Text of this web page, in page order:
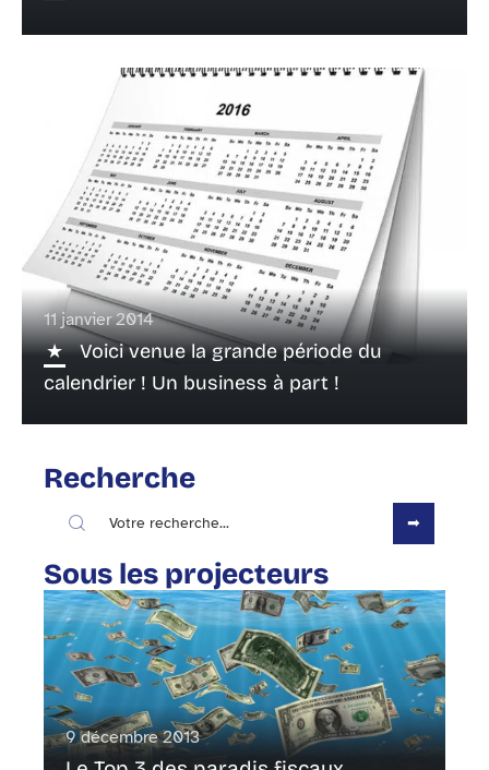
11 janvier 2014
Voici venue la grande période du
calendrier ! Un business à part !
Recherche
Sous les projecteurs
9 décembre 2013